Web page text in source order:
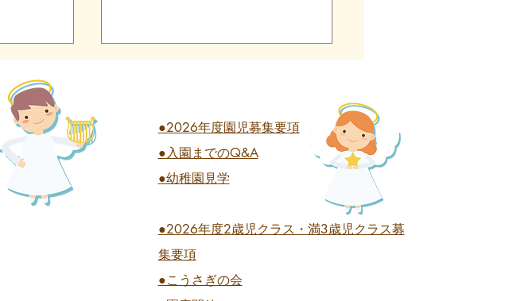
終業式 全学年
●2026年度園児募集要項
●入園までのQ&A
●幼稚園見学
●2026年度2歳児クラス・満3歳児クラス募
集要項
●こうさぎの会